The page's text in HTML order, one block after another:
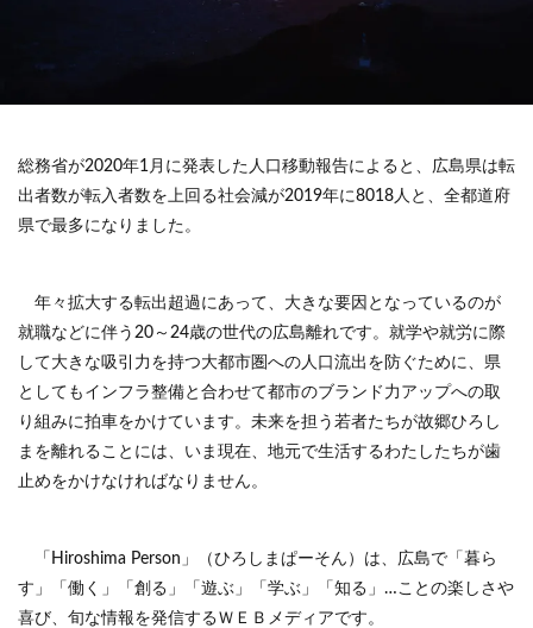
総務省が2020年1月に発表した人口移動報告によると、広島県は転
出者数が転入者数を上回る社会減が2019年に8018人と、全都道府
県で最多になりました。
年々拡大する転出超過にあって、大きな要因となっているのが
就職などに伴う20～24歳の世代の広島離れです。就学や就労に際
して大きな吸引力を持つ大都市圏への人口流出を防ぐために、県
としてもインフラ整備と合わせて都市のブランド力アップへの取
り組みに拍車をかけています。未来を担う若者たちが故郷ひろし
まを離れることには、いま現在、地元で生活するわたしたちが歯
止めをかけなければなりません。
「Hiroshima Person」（ひろしまぱーそん）は、広島で「暮ら
す」「働く」「創る」「遊ぶ」「学ぶ」「知る」…ことの楽しさや
喜び、旬な情報を発信するＷＥＢメディアです。